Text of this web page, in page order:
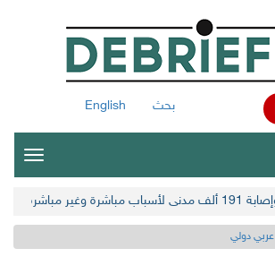
بحث English
مباشرة في أحدث حصيلة حوثية
عربي دولي